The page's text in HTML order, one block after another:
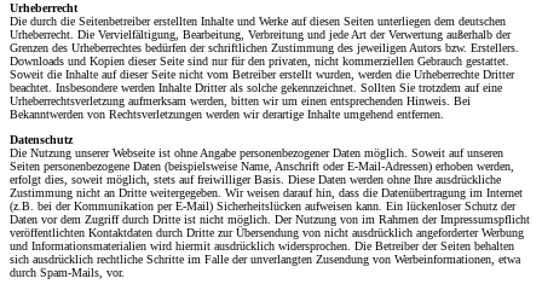
Urheberrecht
Die durch die Seitenbetreiber erstellten Inhalte und Werke auf diesen Seiten unterliegen dem deutschen
Urheberrecht. Die Vervielfältigung, Bearbeitung, Verbreitung und jede Art der Verwertung außerhalb der
Grenzen des Urheberrechtes bedürfen der schriftlichen Zustimmung des jeweiligen Autors bzw. Erstellers.
Downloads und Kopien dieser Seite sind nur für den privaten, nicht kommerziellen Gebrauch gestattet.
Soweit die Inhalte auf dieser Seite nicht vom Betreiber erstellt wurden, werden die Urheberrechte Dritter
beachtet. Insbesondere werden Inhalte Dritter als solche gekennzeichnet. Sollten Sie trotzdem auf eine
Urheberrechtsverletzung aufmerksam werden, bitten wir um einen entsprechenden Hinweis. Bei
Bekanntwerden von Rechtsverletzungen werden wir derartige Inhalte umgehend entfernen.
Datenschutz
Die Nutzung unserer Webseite ist ohne Angabe personenbezogener Daten möglich. Soweit auf unseren
Seiten personenbezogene Daten (beispielsweise Name, Anschrift oder E-Mail-Adressen) erhoben werden,
erfolgt dies, soweit möglich, stets auf freiwilliger Basis. Diese Daten werden ohne Ihre ausdrückliche
Zustimmung nicht an Dritte weitergegeben. Wir weisen darauf hin, dass die Datenübertragung im Internet
(z.B. bei der Kommunikation per E-Mail) Sicherheitslücken aufweisen kann. Ein lückenloser Schutz der
Daten vor dem Zugriff durch Dritte ist nicht möglich. Der Nutzung von im Rahmen der Impressumspflicht
veröffentlichten Kontaktdaten durch Dritte zur Übersendung von nicht ausdrücklich angeforderter Werbung
und Informationsmaterialien wird hiermit ausdrücklich widersprochen. Die Betreiber der Seiten behalten
sich ausdrücklich rechtliche Schritte im Falle der unverlangten Zusendung von Werbeinformationen, etwa
durch Spam-Mails, vor.